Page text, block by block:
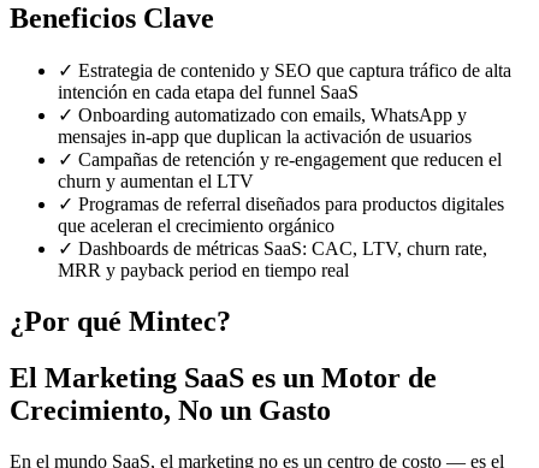
Beneficios Clave
✓ Estrategia de contenido y SEO que captura tráfico de alta
intención en cada etapa del funnel SaaS
✓ Onboarding automatizado con emails, WhatsApp y
mensajes in-app que duplican la activación de usuarios
✓ Campañas de retención y re-engagement que reducen el
churn y aumentan el LTV
✓ Programas de referral diseñados para productos digitales
que aceleran el crecimiento orgánico
✓ Dashboards de métricas SaaS: CAC, LTV, churn rate,
MRR y payback period en tiempo real
¿Por qué Mintec?
El Marketing SaaS es un Motor de
Crecimiento, No un Gasto
En el mundo SaaS, el marketing no es un centro de costo — es el